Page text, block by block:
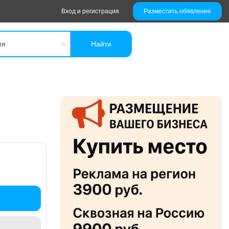
Вход и регистрация Разместить обявление
Найти